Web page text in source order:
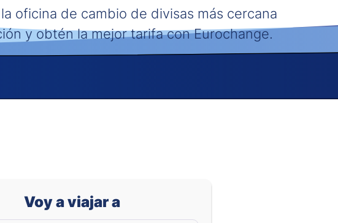
oficina de cambio de divisas más cercana
y obtén la mejor tarifa con Eurochange.
Voy a viajar a